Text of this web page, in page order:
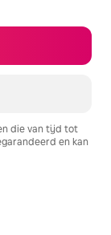
die van tijd tot
en kan